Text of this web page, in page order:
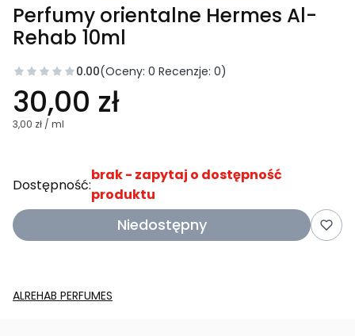
Perfumy orientalne Hermes Al-
Rehab 10ml
0.00(Oceny: 0 Recenzje: 0)
30,00 zł
3,00 zł / ml
Dostępność:
brak - zapytaj o dostępność
produktu
Niedostępny
ALREHAB PERFUMES